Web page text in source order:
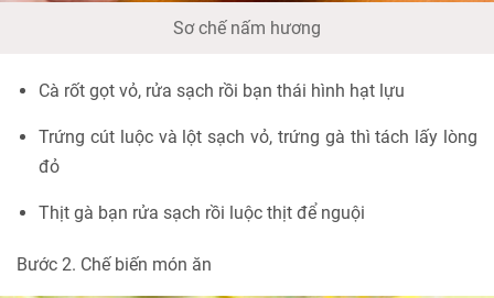
Sơ chế nấm hương
Cà rốt gọt vỏ, rửa sạch rồi bạn thái hình hạt lựu
Trứng cút luộc và lột sạch vỏ, trứng gà thì tách lấy lòng
đỏ
Thịt gà bạn rửa sạch rồi luộc thịt để nguội
Bước 2. Chế biến món ăn